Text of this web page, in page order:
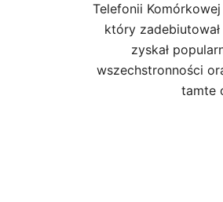
Telefonii
który
zyskał
wszechstronności
tamte